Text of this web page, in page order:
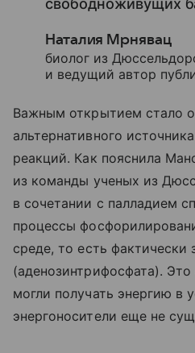
свободноживущих
Наталия Мрнявац
биолог из
и ведущий автор
Важным открытием стало
альтернативного
реакций. Как пояснила
из команды ученых из
в сочетании с палладием
процессы
среде, то есть
(аденозинтрифосфата). Это
могли получать энергию в
энергоносители еще не